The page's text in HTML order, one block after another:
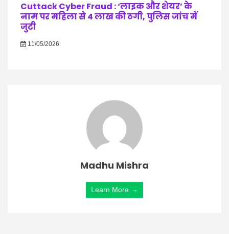
Cuttack Cyber Fraud : ‘लाइक और शेयर’ के
नाम पर महिला से 4 लाख की ठगी, पुलिस जांच में
जुटी
11/05/2026
Madhu Mishra
Learn More →